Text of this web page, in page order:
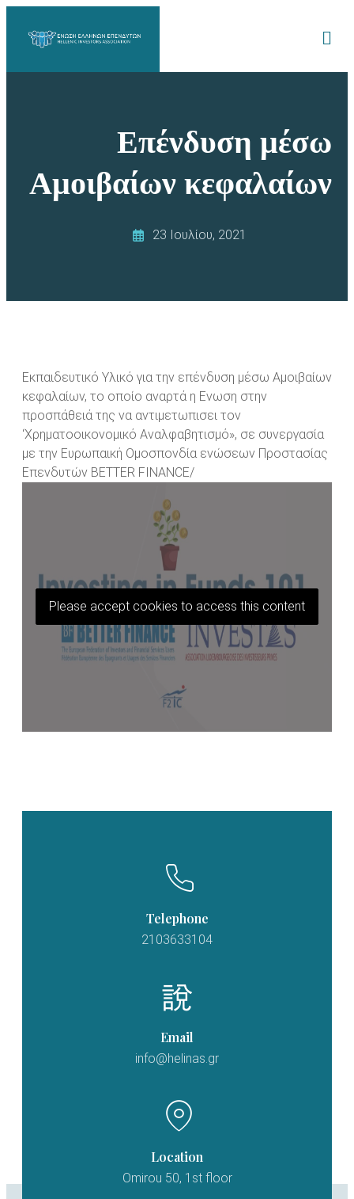
Επένδυση μέσω
Αμοιβαίων κεφαλαίων
23 Ιουλίου, 2021
Εκπαιδευτικό Υλικό για την επένδυση μέσω Αμοιβαίων
κεφαλαίων, το οποίο αναρτά η Ενωση στην
προσπάθειά της να αντιμετωπισει τον
‘Χρηματοοικονομικό Αναλφαβητισμό», σε συνεργασία
με την Ευρωπαική Oμoσπονδία ενώσεων Προστασίας
Επενδυτών BETTER FINANCE/
Please accept cookies to access this content
Telephone
2103633104
Email
info@helinas.gr
Location
Omirou 50, 1st floor